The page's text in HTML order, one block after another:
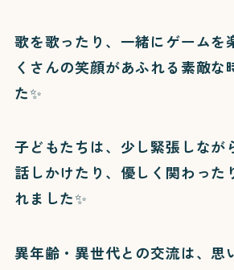
歌を歌ったり、一緒にゲームを
くさんの笑顔があふれる素敵な
た✨
子どもたちは、少し緊張しなが
話しかけたり、優しく関わった
れました✨
異年齢・異世代との交流は、思